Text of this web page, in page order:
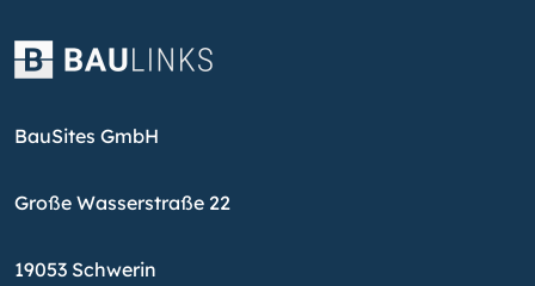
BauSites GmbH
Große Wasserstraße 22
19053 Schwerin